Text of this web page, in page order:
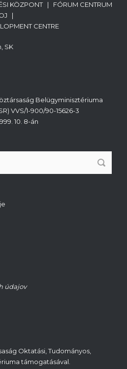
KÖZPONT | FÓRUM CENTRUM
|
CENTRE
SK
Belügyminisztériuma
VVS/1-900/90-15626-3
10. 8-án
údajov
Oktatási, Tudományos,
támogatásával.